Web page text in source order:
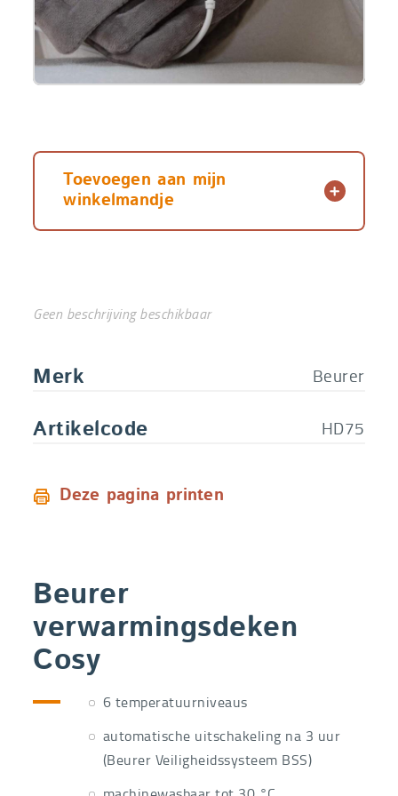
cm
Toevoegen aan mijn
winkelmandje
Geen beschrijving beschikbaar
Merk Beurer
Artikelcode HD75
Deze pagina printen
Beurer
verwarmingsdeken
Cosy
6 temperatuurniveaus
automatische uitschakeling na 3 uur
(Beurer Veiligheidssysteem BSS)